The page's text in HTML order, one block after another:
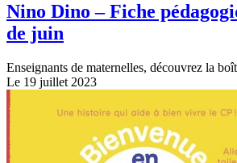
Nino Dino – Fiche
de juin
Enseignants de maternelles, découvrez la
Le 19 juillet 2023